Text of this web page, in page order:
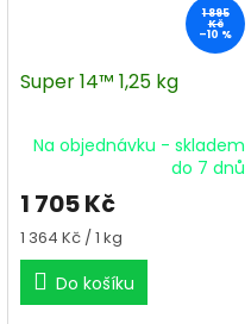
1 895
Kč
–10 %
Super 14™ 1,25 kg
Na objednávku - skladem
do 7 dnů
1 705 Kč
Měrná
cena:
1 364 Kč / 1 kg
Do košíku